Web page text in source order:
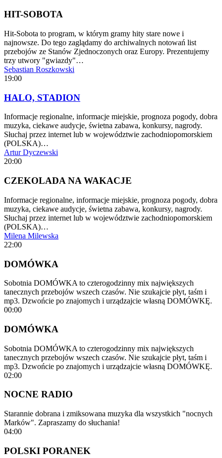
HIT-SOBOTA
Hit-Sobota to program, w którym gramy hity stare nowe i
najnowsze. Do tego zaglądamy do archiwalnych notowań list
przebojów ze Stanów Zjednoczonych oraz Europy. Prezentujemy
trzy utwory "gwiazdy"…
Sebastian Roszkowski
19:00
HALO, STADION
Informacje regionalne, informacje miejskie, prognoza pogody, dobra
muzyka, ciekawe audycje, świetna zabawa, konkursy, nagrody.
Słuchaj przez internet lub w województwie zachodniopomorskiem
(POLSKA)…
Artur Dyczewski
20:00
CZEKOLADA NA WAKACJE
Informacje regionalne, informacje miejskie, prognoza pogody, dobra
muzyka, ciekawe audycje, świetna zabawa, konkursy, nagrody.
Słuchaj przez internet lub w województwie zachodniopomorskiem
(POLSKA)…
Milena Milewska
22:00
DOMÓWKA
Sobotnia DOMÓWKA to czterogodzinny mix największych
tanecznych przebojów wszech czasów. Nie szukajcie płyt, taśm i
mp3. Dzwońcie po znajomych i urządzajcie własną DOMÓWKĘ.
00:00
DOMÓWKA
Sobotnia DOMÓWKA to czterogodzinny mix największych
tanecznych przebojów wszech czasów. Nie szukajcie płyt, taśm i
mp3. Dzwońcie po znajomych i urządzajcie własną DOMÓWKĘ.
02:00
NOCNE RADIO
Starannie dobrana i zmiksowana muzyka dla wszystkich "nocnych
Marków". Zapraszamy do słuchania!
04:00
POLSKI PORANEK